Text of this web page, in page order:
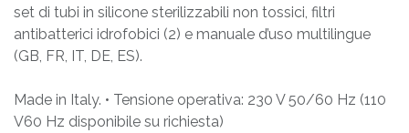
set di tubi in silicone sterilizzabili non tossici, filtri
antibatterici idrofobici (2) e manuale d’uso multilingue
(GB, FR, IT, DE, ES).
Made in Italy. • Tensione operativa: 230 V 50/60 Hz (110
V60 Hz disponibile su richiesta)